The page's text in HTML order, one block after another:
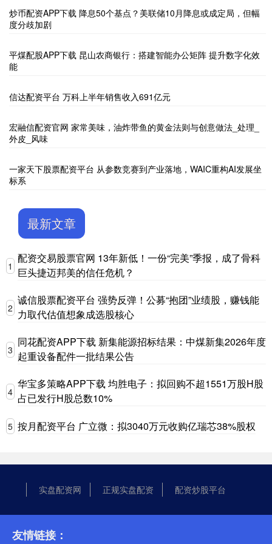
炒币配资APP下载 降息50个基点？美联储10月降息或成定局，但幅
度分歧加剧
平煤配股APP下载 昆山农商银行：搭建智能办公矩阵 提升数字化效
能
信达配资平台 万科上半年销售收入691亿元
宏融信配资官网 家常美味，油炸带鱼的黄金法则与创意做法_处理_
外皮_风味
一家天下股票配资平台 从参数竞赛到产业落地，WAIC重构AI发展坐
标系
最新文章
1
配资交易股票官网 13年新低！一份“完美”季报，成了骨科
巨头捷迈邦美的信任危机？
2
诚信股票配资平台 强势反弹！公募“抱团”业绩股，赚钱能
力取代估值想象成选股核心
3
同花配资APP下载 新集能源招标结果：中煤新集2026年度
起重设备配件一批结果公告
4
华宝多策略APP下载 均胜电子：拟回购不超1551万股H股
占已发行H股总数10%
5 按月配资平台 广立微：拟3040万元收购亿瑞芯38%股权
实盘配资网 正规实盘配资 配资炒股平台
友情链接：